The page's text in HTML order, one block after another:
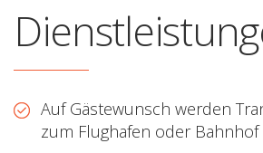
Auf Gästewunsch werden
zum Flughafen oder Bahnhof